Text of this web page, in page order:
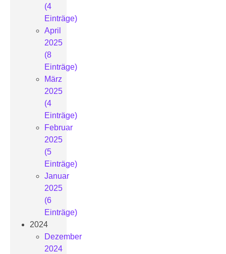
(4
Einträge)
April
2025
(8
Einträge)
März
2025
(4
Einträge)
Februar
2025
(5
Einträge)
Januar
2025
(6
Einträge)
2024
Dezember
2024